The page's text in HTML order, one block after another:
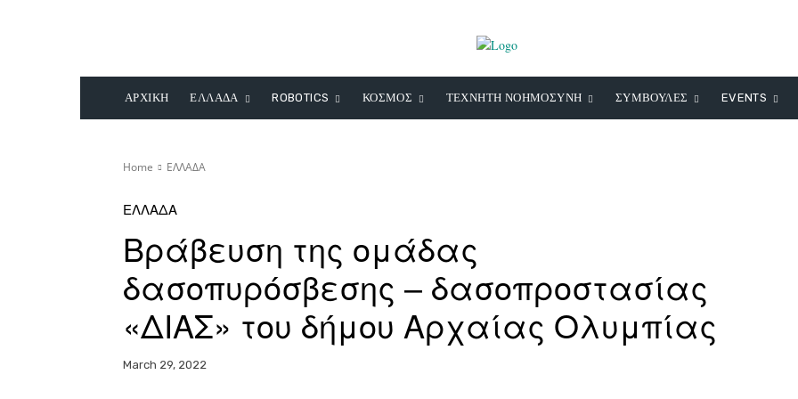
ΑΡΧΙΚΗ ΕΛΛΑΔΑ ROBOTICS ΚΟΣΜΟΣ ΤΕΧΝΗΤΗ ΝΟΗΜΟΣΥΝΗ ΣΥΜΒΟΥΛΕΣ EVENTS
Home ΕΛΛΑΔΑ
ΕΛΛΑΔΑ
Βράβευση της ομάδας
δασοπυρόσβεσης – δασοπροστασίας
«ΔΙΑΣ» του δήμου Αρχαίας Ολυμπίας
March 29, 2022